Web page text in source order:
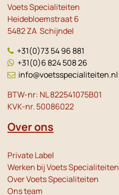
Voets Specialiteiten
Heidebloemstraat 6
5482 ZA Schijndel
+31(0)73 54 96 881
+31(0)6 824 508 26
info@voetsspecialiteiten.nl
BTW-nr: NL 822541075B01
KVK-nr. 50086022
Over ons
Private Label
Werken bij Voets Specialiteiten
Over Voets Specialiteiten
Ons team